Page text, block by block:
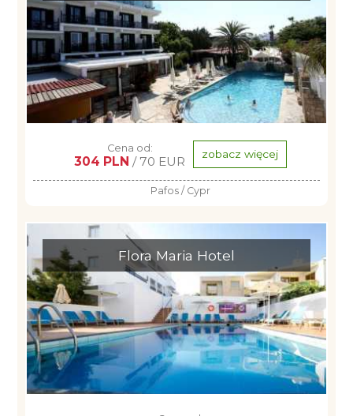
Cena od:
304 PLN / 70 EUR zobacz więcej
Pafos / Cypr
Flora Maria Hotel